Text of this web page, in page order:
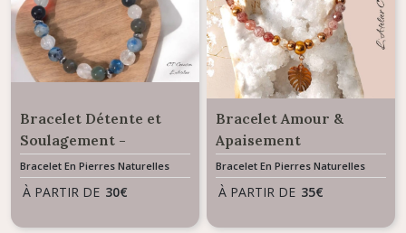
Bracelet Détente et
Soulagement -
Mélange de pierres
naturelles
Bracelet En Pierres Naturelles
À PARTIR DE 30€
Bracelet Amour &
Apaisement
émotionnel - Mélange
de Quartz Fraise &
Bracelet En Pierres Naturelles
À PARTIR DE 35€